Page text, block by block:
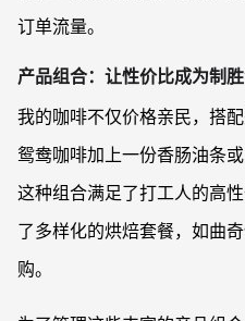
订单流量。
产品组合：让性价比成为制
我的咖啡不仅价格亲民，搭
鸳鸯咖啡加上一份香肠油条
这种组合满足了打工人的高
了多样化的烘焙套餐，如曲
购。